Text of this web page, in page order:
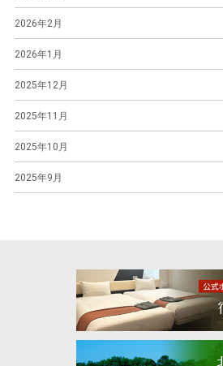
2026年2月
2026年1月
2025年12月
2025年11月
2025年10月
2025年9月